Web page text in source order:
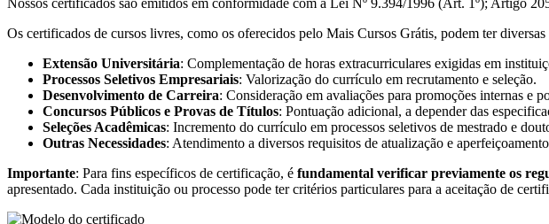
Nossos certificados são emitidos em conformidade com a Lei Nº 9.394/1996 (Art. 1º); Artigo
Os certificados de cursos livres, como os oferecidos pelo Mais Cursos Grátis, podem ter
Extensão Universitária: Complementação de horas extracurriculares exigidas em
Processos Seletivos Empresariais: Valorização do currículo em recrutamento e seleção.
Desenvolvimento de Carreira: Consideração em avaliações para promoções internas e
Concursos Públicos e Provas de Títulos: Pontuação adicional, a depender das
Seleções Acadêmicas: Incremento do currículo em processos seletivos de mestrado e
Outras Necessidades: Atendimento a diversos requisitos de atualização e
Importante: Para fins específicos de certificação, é fundamental verificar previamente os
apresentado. Cada instituição ou processo pode ter critérios particulares para a aceitação de